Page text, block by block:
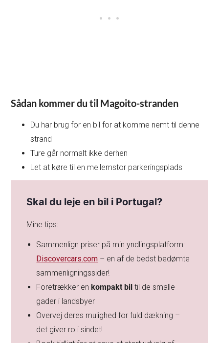
Sådan kommer du til Magoito-stranden
Du har brug for en bil for at komme nemt til denne
strand
Ture går normalt ikke derhen
Let at køre til en mellemstor parkeringsplads
Skal du leje en bil i Portugal?
Mine tips:
Sammenlign priser på min yndlingsplatform:
Discovercars.com – en af de bedst bedømte
sammenligningssider!
Foretrækker enkompakt bil til de smalle
gader i landsbyer
Overvej deres mulighed for fuld dækning –
det giver ro i sindet!